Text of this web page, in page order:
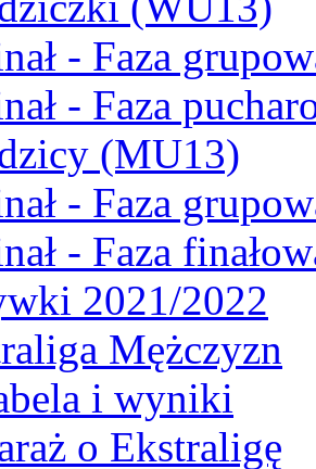
- Faza
- Faza
(MU13)
- Faza
- Faza
2021/2022
Mężczyzn
i wyniki
o Ekstraligę